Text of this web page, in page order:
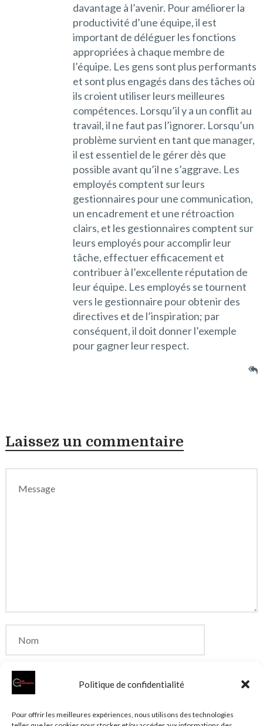
Politique de confidentialité
Pour offrir les meilleures expériences, nous utilisons des technologies
davantage à l’avenir. Pour améliorer la
productivité d’une équipe, il est
important de déléguer les fonctions
appropriées à chaque membre de
l’équipe. Les gens sont plus performants
et sont plus engagés dans des tâches où
ils croient utiliser leurs meilleures
compétences. Lorsqu’il y a un conflit au
travail, il ne faut pas l’ignorer. Lorsqu’un
problème survient en tant que manager,
il est essentiel de le gérer dès que
possible avant qu’il ne s’aggrave. Les
employés comptent sur leurs
gestionnaires pour une communication,
un encadrement et une rétroaction
clairs, et les gestionnaires comptent sur
leurs employés pour accomplir leur
tâche, effectuer efficacement et
contribuer à l’excellente réputation de
leur équipe. Les employés se tournent
vers le gestionnaire pour obtenir des
directives et de l’inspiration; par
conséquent, il doit donner l’exemple
pour gagner leur respect.
Laissez un commentaire
Enregistrer mon nom, mon e-mail et mon site dans